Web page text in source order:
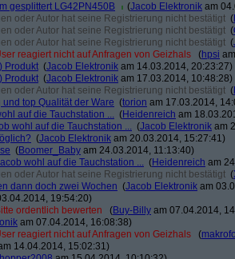
gesplittert LG42PN450B
(Jacob Elektronik am
oder Autor hat seine Registrierung nicht bestätigt (
oder Autor hat seine Registrierung nicht bestätigt (
oder Autor hat seine Registrierung nicht bestätigt (
reagiert nicht auf Anfragen von Geizhals (hpsi
Produkt (Jacob Elektronik am 14.03.2014, 20:23:27)
Produkt (Jacob Elektronik am 17.03.2014, 10:48:28)
oder Autor hat seine Registrierung nicht bestätigt (
top Qualität der Ware (torion am 17.03.2014,
auf die Tauchstation ... (Heidenreich am
wohl auf die Tauchstation ... (Jacob Elektronik am
(Jacob Elektronik am 20.03.2014, 15:27:41)
(Boomer_Baby am 24.03.2014, 11:13:40)
wohl auf die Tauchstation ... (Heidenreich am
oder Autor hat seine Registrierung nicht bestätigt (
dann doch zwei Wochen (Jacob Elektronik am
19:54:20)
ordentlich bewerten (Buy-Billy am 07.04.2014,
am 07.04.2014, 16:08:38)
reagiert nicht auf Anfragen von Geizhals (
14.04.2014, 15:02:31)